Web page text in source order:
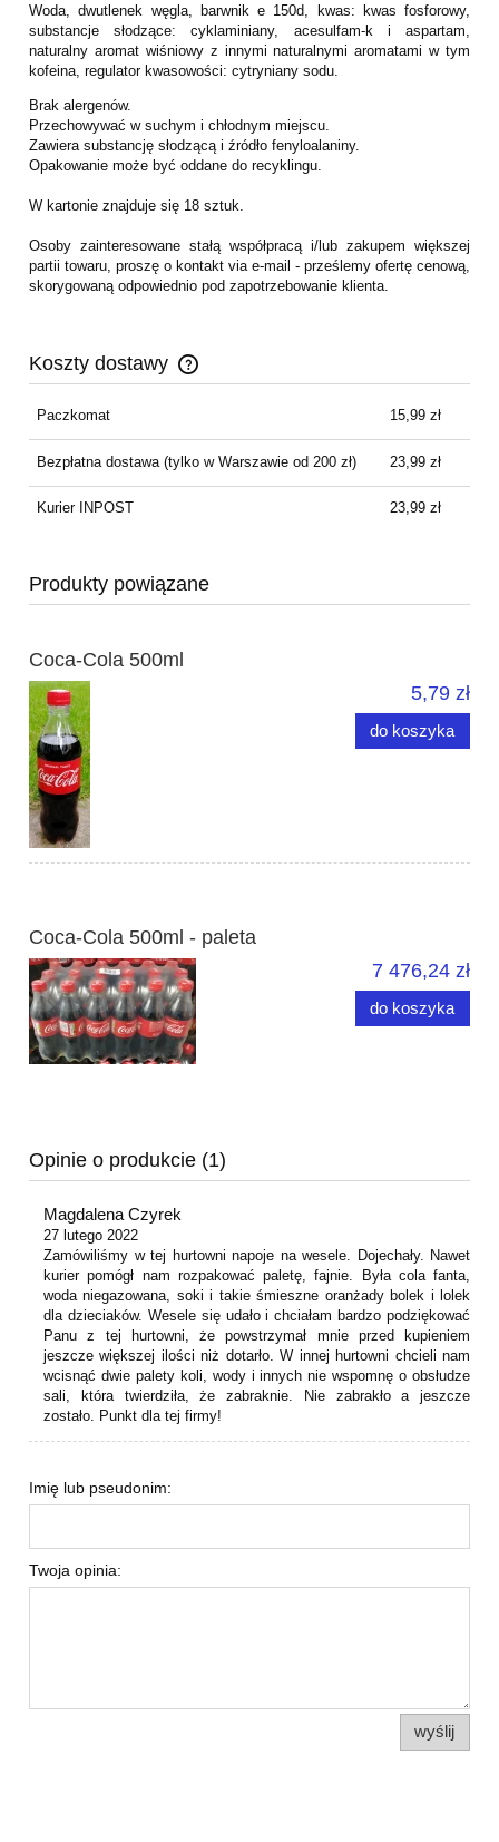
Woda, dwutlenek węgla, barwnik e 150d, kwas: kwas fosforowy,
substancje słodzące: cyklaminiany, acesulfam-k i aspartam,
naturalny aromat wiśniowy z innymi naturalnymi aromatami w tym
kofeina, regulator kwasowości: cytryniany sodu.
Brak alergenów.
Przechowywać w suchym i chłodnym miejscu.
Zawiera substancję słodzącą i źródło fenyloalaniny.
Opakowanie może być oddane do recyklingu.
W kartonie znajduje się 18 sztuk.
Osoby zainteresowane stałą współpracą i/lub zakupem większej
partii towaru, proszę o kontakt via e-mail - prześlemy ofertę cenową,
skorygowaną odpowiednio pod zapotrzebowanie klienta.
Koszty dostawy
Cena nie zawiera ewentualnych kosztów płatności
Paczkomat 15,99 zł
Bezpłatna dostawa(tylko w Warszawie od 200 zł) 23,99 zł
Kurier INPOST 23,99 zł
Produkty powiązane
Coca-Cola 500ml
5,79 zł
do koszyka
Coca-Cola 500ml - paleta
7 476,24 zł
do koszyka
Opinie o produkcie (1)
Magdalena Czyrek
27 lutego 2022
Zamówiliśmy w tej hurtowni napoje na wesele. Dojechały. Nawet
kurier pomógł nam rozpakować paletę, fajnie. Była cola fanta,
woda niegazowana, soki i takie śmieszne oranżady bolek i lolek
dla dzieciaków. Wesele się udało i chciałam bardzo podziękować
Panu z tej hurtowni, że powstrzymał mnie przed kupieniem
jeszcze większej ilości niż dotarło. W innej hurtowni chcieli nam
wcisnąć dwie palety koli, wody i innych nie wspomnę o obsłudze
sali, która twierdziła, że zabraknie. Nie zabrakło a jeszcze
zostało. Punkt dla tej firmy!
Imię lub pseudonim:
Twoja opinia:
wyślij